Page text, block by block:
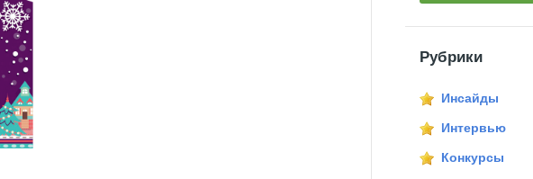
Рубрики
Инсайды
Интервью
Конкурсы